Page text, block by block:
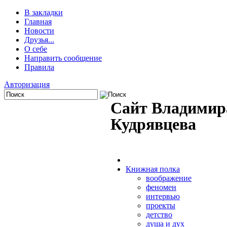
В закладки
Главная
Новости
Друзья...
О себе
Направить сообщение
Правила
Авторизация
Сайт
Кудрявцева
Книжная полка
воображение
феномен
интервью
проекты
детство
душа и дух